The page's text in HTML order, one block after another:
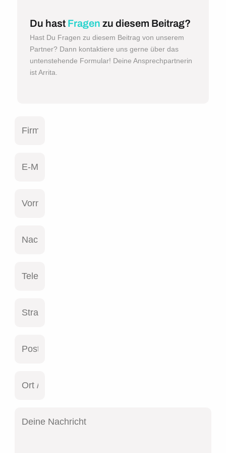
Du hast Fragen zu diesem Beitrag?
Hast Du Fragen zu diesem Beitrag von unserem
Partner? Dann kontaktiere uns gerne über das
untenstehende Formular! Deine Ansprechpartnerin
ist Arrita.